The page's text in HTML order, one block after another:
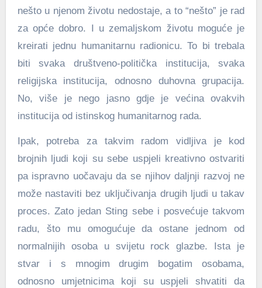
nešto u njenom životu nedostaje, a to “nešto” je rad
za opće dobro. I u zemaljskom životu moguće je
kreirati jednu humanitarnu radionicu. To bi trebala
biti svaka društveno-politička institucija, svaka
religijska institucija, odnosno duhovna grupacija.
No, više je nego jasno gdje je većina ovakvih
institucija od istinskog humanitarnog rada.
Ipak, potreba za takvim radom vidljiva je kod
brojnih ljudi koji su sebe uspjeli kreativno ostvariti
pa ispravno uočavaju da se njihov daljnji razvoj ne
može nastaviti bez uključivanja drugih ljudi u takav
proces. Zato jedan Sting sebe i posvećuje takvom
radu, što mu omogućuje da ostane jednom od
normalnijih osoba u svijetu rock glazbe. Ista je
stvar i s mnogim drugim bogatim osobama,
odnosno umjetnicima koji su uspjeli shvatiti da